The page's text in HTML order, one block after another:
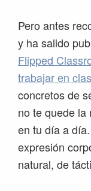
Pero antes
y ha salido
Flipped
trabajar en
concretos de
no te quede la
en tu día a
expresión
natural, de